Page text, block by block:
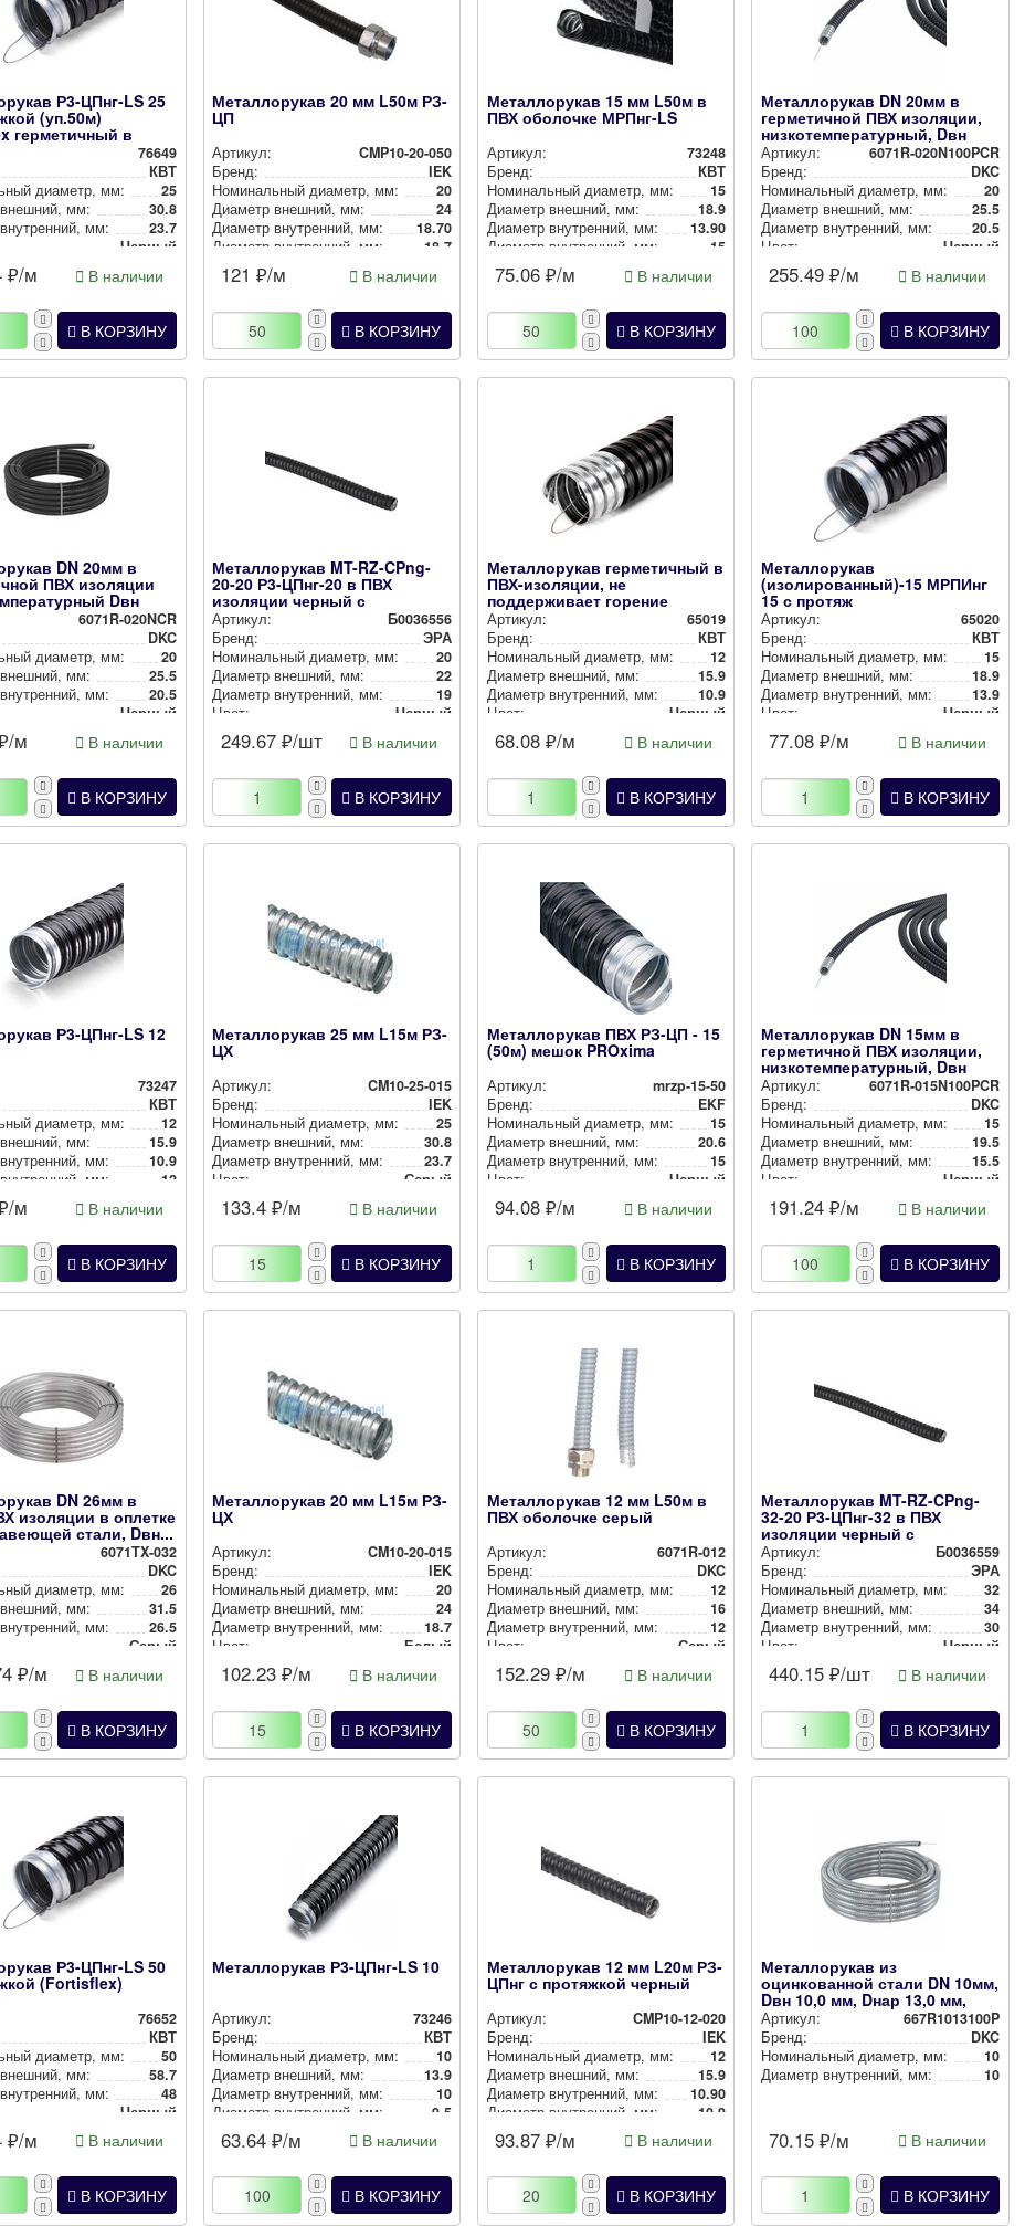
Р3-ЦПнг-LS 25
(уп.50м)
герметичный в
76649
КВТ
диаметр, мм:
25
мм:
30.8
мм:
23.7
Черный
₽/м В наличии
В КОРЗИНУ
Металлорукав 20 мм L50м РЗ-
ЦП
Артикул:
CMP10-20-050
Бренд:
IEK
Номи­наль­ный диаметр, мм:
20
Диаметр внешний, мм:
24
Диаметр внут­рен­ний, мм:
18.70
Диаметр внут­рен­ний, мм:
18.7
Цвет:
121 ₽/м В наличии
В КОРЗИНУ
Металлорукав 15 мм L50м в
ПВХ оболочке МРПнг-LS
Артикул:
73248
Бренд:
КВТ
Номи­наль­ный диаметр, мм:
15
Диаметр внешний, мм:
18.9
Диаметр внут­рен­ний, мм:
13.90
Диаметр внут­рен­ний, мм:
15
Диаметр внут­рен­ний, мм:
Цвет:
Черный
75.06 ₽/м В наличии
В КОРЗИНУ
Металлорукав DN 20мм в
герметичной ПВХ изоляции,
низкотемпературный, Dвн
20,5...
Артикул:
6071R-020N100PCR
Бренд:
DKC
Номи­наль­ный диаметр, мм:
20
Диаметр внешний, мм:
25.5
Диаметр внут­рен­ний, мм:
20.5
Цвет:
Черный
255.49 ₽/м В наличии
В КОРЗИНУ
DN 20мм в
ПВХ изоляции
Dвн
6071R-020NCR
DKC
диаметр, мм:
20
мм:
25.5
мм:
20.5
Черный
м В наличии
В КОРЗИНУ
Металлорукав MT-RZ-CPng-
20-20 Р3-ЦПнг-20 в ПВХ
изоляции черный с
протяжкой 20м
Артикул:
Б0036556
Бренд:
ЭРА
Номи­наль­ный диаметр, мм:
20
Диаметр внешний, мм:
22
Диаметр внут­рен­ний, мм:
19
Цвет:
Черный
249.67 ₽/шт В наличии
В КОРЗИНУ
Металлорукав герметичный в
ПВХ-изоляции, не
поддерживает горение
МРПИнг 12 с...
Артикул:
65019
Бренд:
КВТ
Номи­наль­ный диаметр, мм:
12
Диаметр внешний, мм:
15.9
Диаметр внут­рен­ний, мм:
10.9
Цвет:
Черный
68.08 ₽/м В наличии
В КОРЗИНУ
Металлорукав
(изолированный)-15 МРПИнг
15 с протяж
Артикул:
65020
Бренд:
КВТ
Номи­наль­ный диаметр, мм:
15
Диаметр внешний, мм:
18.9
Диаметр внут­рен­ний, мм:
13.9
Цвет:
Черный
77.08 ₽/м В наличии
В КОРЗИНУ
Р3-ЦПнг-LS 12
73247
КВТ
диаметр, мм:
12
мм:
15.9
мм:
10.9
мм:
12
м В наличии
В КОРЗИНУ
Металлорукав 25 мм L15м РЗ-
ЦХ
Артикул:
CM10-25-015
Бренд:
IEK
Номи­наль­ный диаметр, мм:
25
Диаметр внешний, мм:
30.8
Диаметр внут­рен­ний, мм:
23.7
Цвет:
Серый
133.4 ₽/м В наличии
В КОРЗИНУ
Металлорукав ПВХ РЗ-ЦП - 15
(50м) мешок PROxima
Артикул:
mrzp-15-50
Бренд:
EKF
Номи­наль­ный диаметр, мм:
15
Диаметр внешний, мм:
20.6
Диаметр внут­рен­ний, мм:
15
Цвет:
Черный
94.08 ₽/м В наличии
В КОРЗИНУ
Металлорукав DN 15мм в
герметичной ПВХ изоляции,
низкотемпературный, Dвн
15,5...
Артикул:
6071R-015N100PCR
Бренд:
DKC
Номи­наль­ный диаметр, мм:
15
Диаметр внешний, мм:
19.5
Диаметр внут­рен­ний, мм:
15.5
Цвет:
Черный
191.24 ₽/м В наличии
В КОРЗИНУ
DN 26мм в
изоляции в оплетке
стали, Dвн...
6071TX-032
DKC
диаметр, мм:
26
мм:
31.5
мм:
26.5
Серый
₽/м В наличии
В КОРЗИНУ
Металлорукав 20 мм L15м РЗ-
ЦХ
Артикул:
CM10-20-015
Бренд:
IEK
Номи­наль­ный диаметр, мм:
20
Диаметр внешний, мм:
24
Диаметр внут­рен­ний, мм:
18.7
Цвет:
Белый
102.23 ₽/м В наличии
В КОРЗИНУ
Металлорукав 12 мм L50м в
ПВХ оболочке серый
Артикул:
6071R-012
Бренд:
DKC
Номи­наль­ный диаметр, мм:
12
Диаметр внешний, мм:
16
Диаметр внут­рен­ний, мм:
12
Цвет:
Серый
152.29 ₽/м В наличии
В КОРЗИНУ
Металлорукав MT-RZ-CPng-
32-20 Р3-ЦПнг-32 в ПВХ
изоляции черный с
протяжкой 20м
Артикул:
Б0036559
Бренд:
ЭРА
Номи­наль­ный диаметр, мм:
32
Диаметр внешний, мм:
34
Диаметр внут­рен­ний, мм:
30
Цвет:
Черный
440.15 ₽/шт В наличии
В КОРЗИНУ
Р3-ЦПнг-LS 50
(Fortisflex)
76652
КВТ
диаметр, мм:
50
мм:
58.7
мм:
48
Черный
₽/м В наличии
В КОРЗИНУ
Металлорукав Р3-ЦПнг-LS 10
Артикул:
73246
Бренд:
КВТ
Номи­наль­ный диаметр, мм:
10
Диаметр внешний, мм:
13.9
Диаметр внут­рен­ний, мм:
10
Диаметр внут­рен­ний, мм:
9.5
Цвет:
63.64 ₽/м В наличии
В КОРЗИНУ
Металлорукав 12 мм L20м РЗ-
ЦПнг с протяжкой черный
Артикул:
CMP10-12-020
Бренд:
IEK
Номи­наль­ный диаметр, мм:
12
Диаметр внешний, мм:
15.9
Диаметр внут­рен­ний, мм:
10.90
Диаметр внут­рен­ний, мм:
10.9
Цвет:
93.87 ₽/м В наличии
В КОРЗИНУ
Металлорукав из
оцинкованной стали DN 10мм,
Dвн 10,0 мм, Dнар 13,0 мм,
IP40,...
Артикул:
667R1013100P
Бренд:
DKC
Номи­наль­ный диаметр, мм:
10
Диаметр внут­рен­ний, мм:
10
70.15 ₽/м В наличии
В КОРЗИНУ